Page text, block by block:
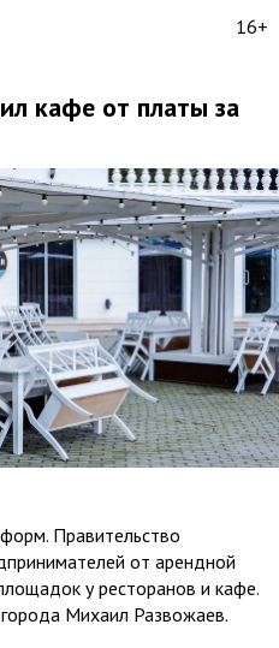
16+
кафе от платы за
Правительство
от арендной
у ресторанов и кафе.
Михаил Развожаев.